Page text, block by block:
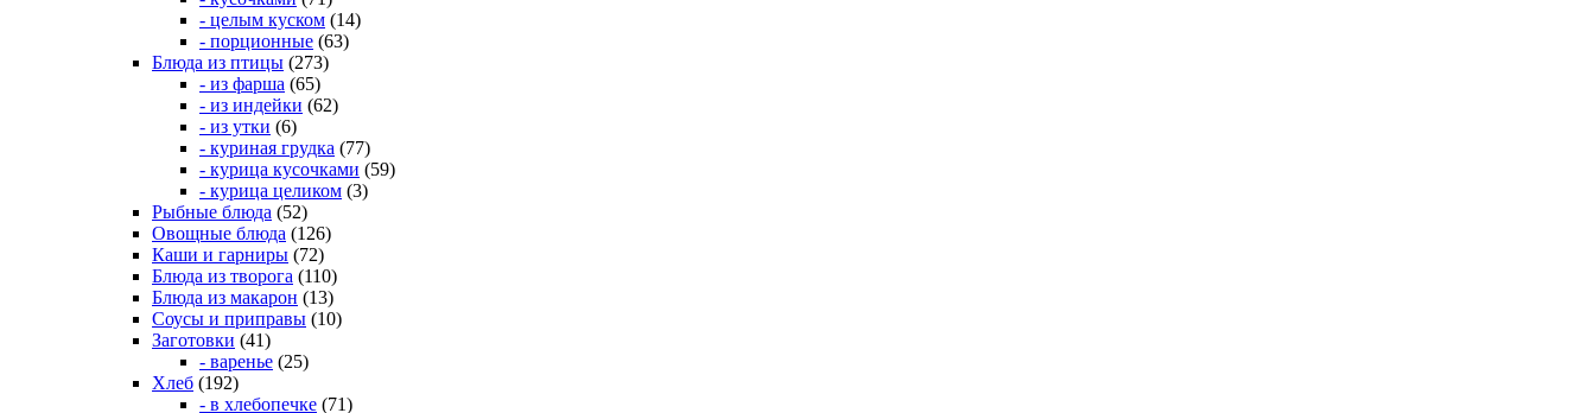
- целым куском (14)
- порционные (63)
Блюда из птицы (273)
- из фарша (65)
- из индейки (62)
- из утки (6)
- куриная грудка (77)
- курица кусочками (59)
- курица целиком (3)
Рыбные блюда (52)
Овощные блюда (126)
Каши и гарниры (72)
Блюда из творога (110)
Блюда из макарон (13)
Соусы и приправы (10)
Заготовки (41)
- варенье (25)
Хлеб (192)
- в хлебопечке (71)